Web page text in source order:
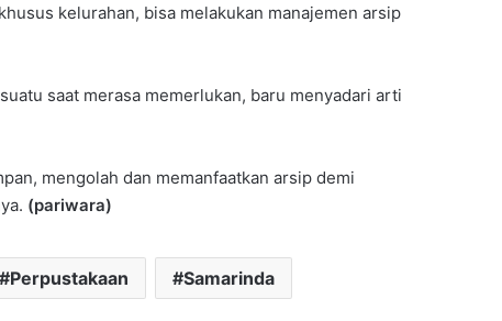
kelurahan, bisa melakukan manajemen arsip
saat merasa memerlukan, baru menyadari arti
mengolah dan memanfaatkan arsip demi
(pariwara)
Perpustakaan Samarinda